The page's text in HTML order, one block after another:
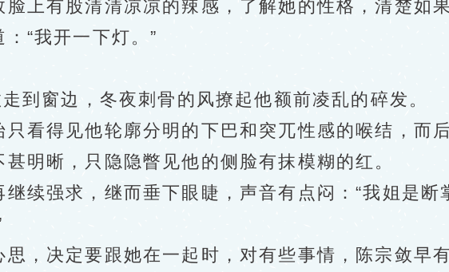
有股清清凉凉的辣感，了解她的性格，清楚如
“我开一下灯。”
窗边，冬夜刺骨的风撩起他额前凌乱的碎发。
得见他轮廓分明的下巴和突兀性感的喉结，而
明晰，只隐隐瞥见他的侧脸有抹模糊的红。
强求，继而垂下眼睫，声音有点闷：“我姐是断
决定要跟她在一起时，对有些事情，陈宗敛早